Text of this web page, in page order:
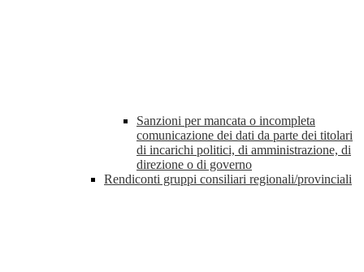
Sanzioni per mancata o incompleta
comunicazione dei dati da parte dei titolari
di incarichi politici, di amministrazione, di
direzione o di governo
Rendiconti gruppi consiliari regionali/provinciali